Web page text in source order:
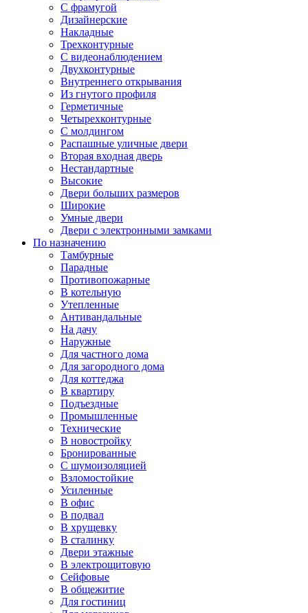
С фрамугой
Дизайнерские
Накладные
Трехконтурные
С видеонаблюдением
Двухконтурные
Внутреннего открывания
Из гнутого профиля
Герметичные
Четырехконтурные
С молдингом
Распашные уличные двери
Вторая входная дверь
Нестандартные
Высокие
Двери больших размеров
Широкие
Умные двери
Двери с электронными замками
По назначению
Тамбурные
Парадные
Противопожарные
В котельную
Утепленные
Антивандальные
На дачу
Наружные
Для частного дома
Для загородного дома
Для коттеджа
В квартиру
Подъездные
Промышленные
Технические
В новостройку
Бронированные
С шумоизоляцией
Взломостойкие
Усиленные
В офис
В подвал
В хрущевку
В сталинку
Двери этажные
В электрощитовую
Сейфовые
В общежитие
Для гостиниц